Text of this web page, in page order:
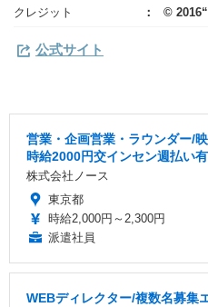
クレジット ©
公式サイト
営業・企画営業・ラウンダー/
時給2000円交インセン週払い有
株式会社ノース
東京都
時給2,000円～2,300円
派遣社員
WEBディレクター/複数名募集